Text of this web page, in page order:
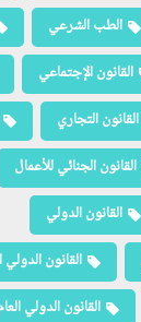
الطب الشرعي
القانون الإجتماعي
القانون التجاري
القانون الجنائي للأعمال
القانون الدولي
القانون الدولي
القانون الدولي